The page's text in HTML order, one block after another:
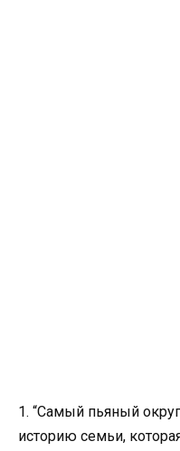
1. “Самый пьяный
историю семьи,